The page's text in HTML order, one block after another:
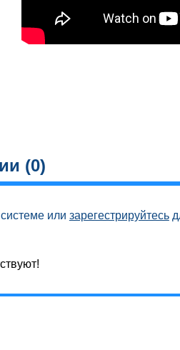
(0)
или зарегестрируйтесь